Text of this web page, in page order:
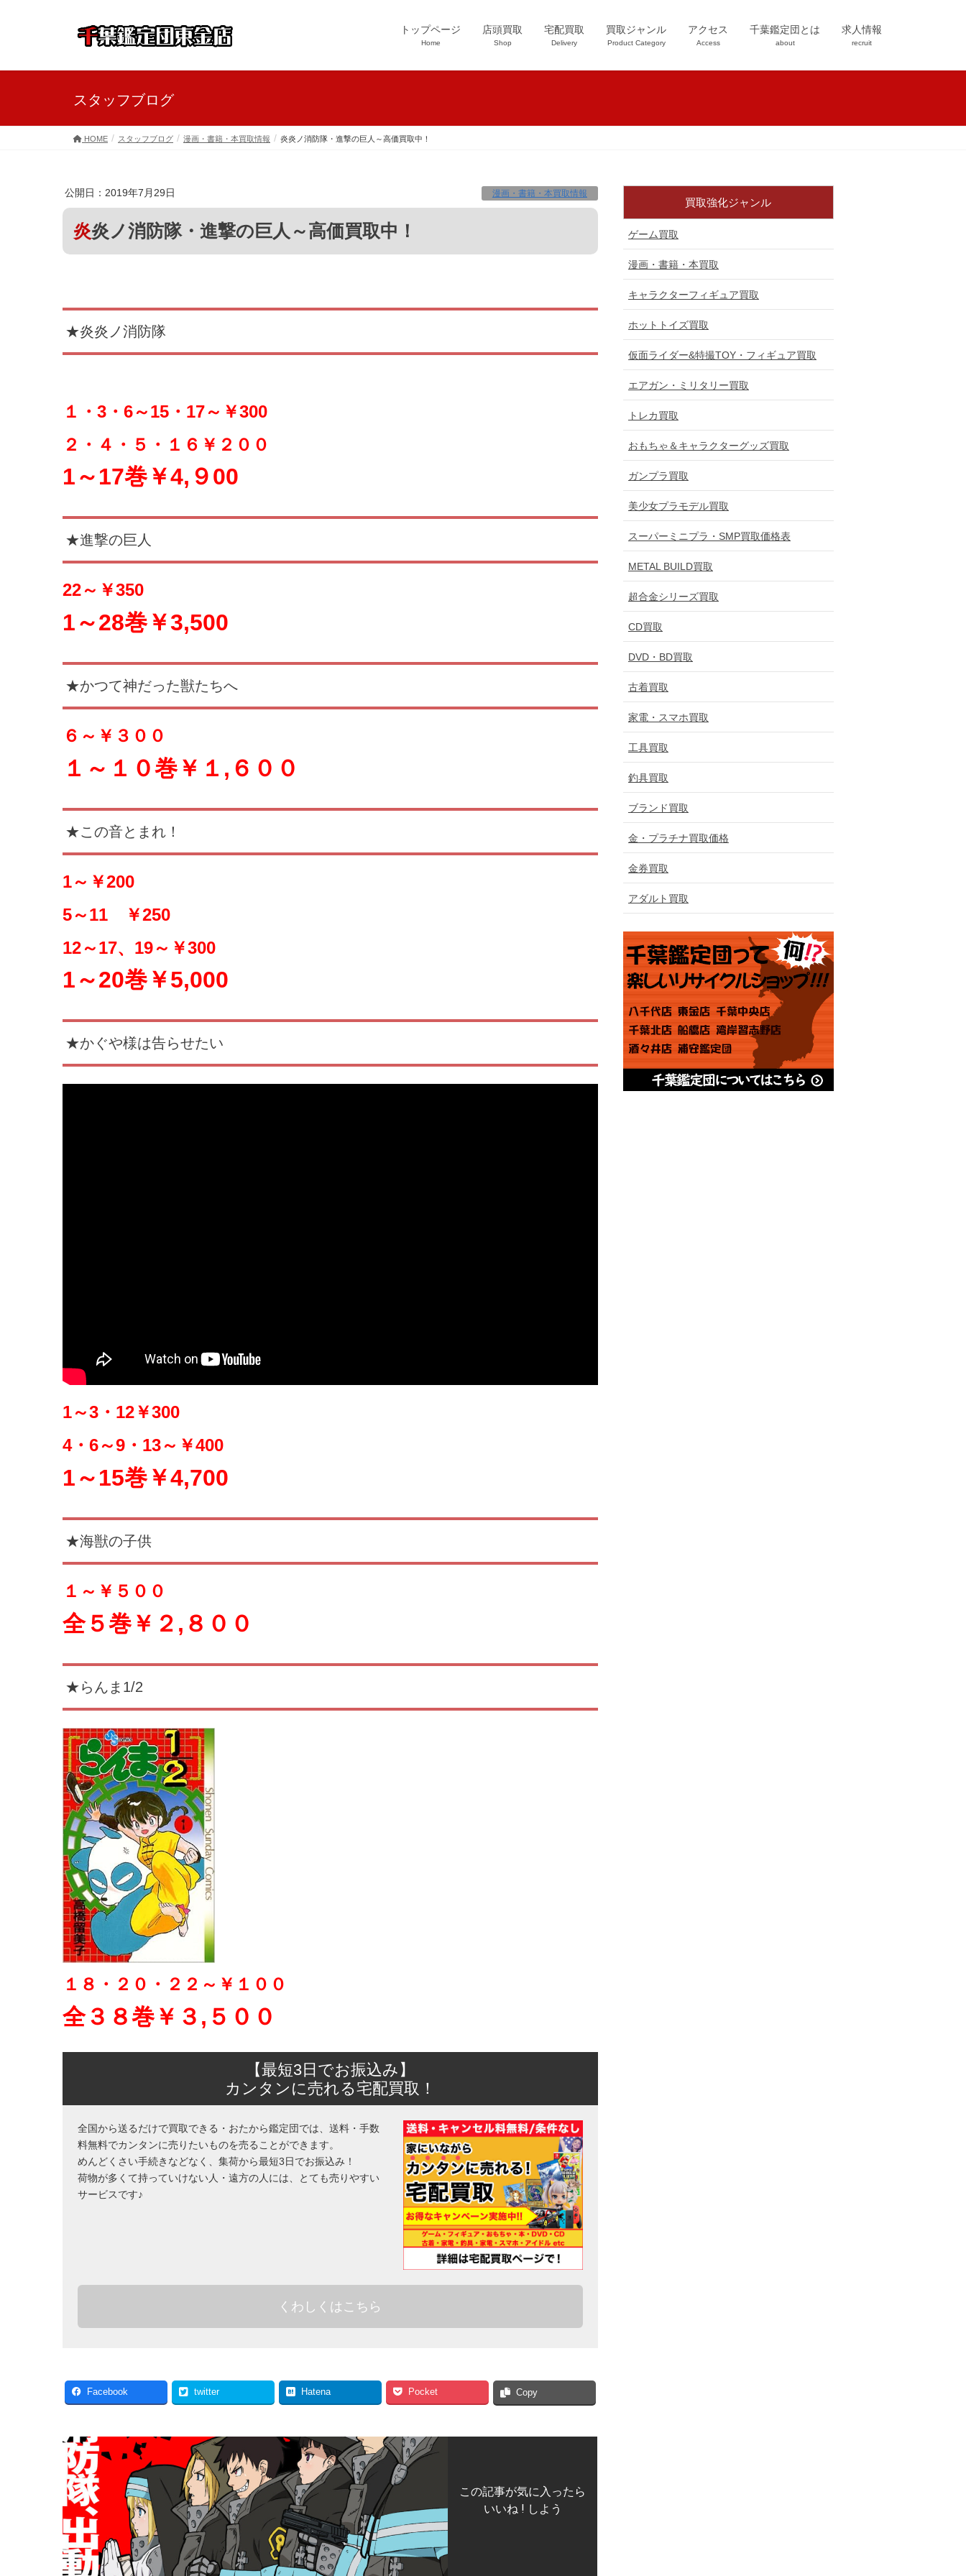
トップページ
Home
店頭買取
Shop
宅配買取
Delivery
買取ジャンル
Product Category
アクセス
Access
千葉鑑定団とは
about
求人情報
recruit
スタッフブログ
HOME スタッフブログ 漫画・書籍・本買取情報 炎炎ノ消防隊・進撃の巨人～高価買取中！
公開日：2019年7月29日 漫画・書籍・本買取情報
炎炎ノ消防隊・進撃の巨人～高価買取中！
★炎炎ノ消防隊
１・3・6～15・17～￥300
２・４・５・１６￥２００
1～17巻￥4,９00
★進撃の巨人
22～￥350
1～28巻￥3,500
★かつて神だった獣たちへ
６～￥３００
１～１０巻￥１ ,６００
★この音とまれ！
1～￥200
5～11 ￥250
12～17、19～￥300
1～20巻￥5,000
★かぐや様は告らせたい
1～3・12￥300
4・6～9・13～￥400
1～15巻￥4,700
★海獣の子供
１～￥５００
全５巻￥２,８００
★らんま1/2
１８・２０・２２～￥１００
全３８巻￥３ ,５００
【最短3日でお振込み】
カンタンに売れる宅配買取！
全国から送るだけで買取できる・おたから鑑定団では、送料・手数
料無料でカンタンに売りたいものを売ることができます。
めんどくさい手続きなどなく、集荷から最短3日でお振込み！
荷物が多くて持っていけない人・遠方の人には、とても売りやすい
サービスです♪
くわしくはこちら
Facebook twitter Hatena Pocket Copy
この記事が気に入ったら
いいね ! しよう
買取強化ジャンル
ゲーム買取
漫画・書籍・本買取
キャラクターフィギュア買取
ホットトイズ買取
仮面ライダー&特撮TOY・フィギュア買取
エアガン・ミリタリー買取
トレカ買取
おもちゃ＆キャラクターグッズ買取
ガンプラ買取
美少女プラモデル買取
スーパーミニプラ・SMP買取価格表
METAL BUILD買取
超合金シリーズ買取
CD買取
DVD・BD買取
古着買取
家電・スマホ買取
工具買取
釣具買取
ブランド買取
金・プラチナ買取価格
金券買取
アダルト買取